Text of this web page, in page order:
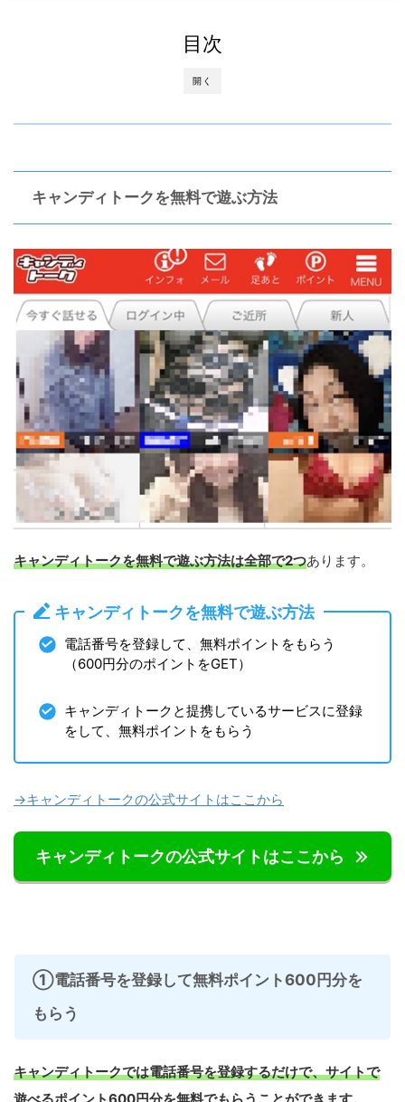
開く
目次
キャンディトークを無料で遊ぶ方法
キャンディトークを無料で遊ぶ方法は全部で2つあります。
キャンディトークを無料で遊ぶ方法
電話番号を登録して、無料ポイントをもらう
（600円分のポイントをGET）
キャンディトークと提携しているサービスに登録
をして、無料ポイントをもらう
→キャンディトークの公式サイトはここから
キャンディトークの公式サイトはここから
①電話番号を登録して無料ポイント600円分を
もらう
キャンディトークでは電話番号を登録するだけで、サイトで